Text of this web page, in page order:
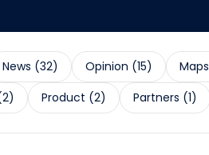
News (32) Opinion (15) Maps
2) Product (2) Partners (1)